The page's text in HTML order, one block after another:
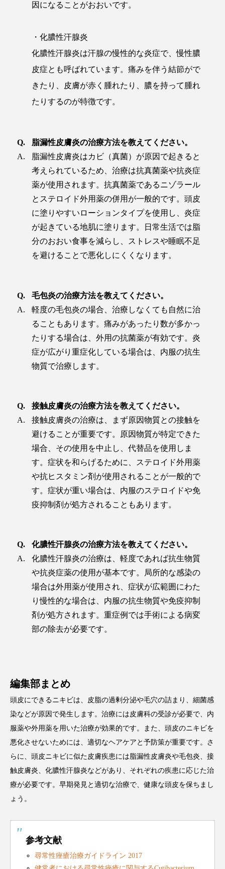
因になることがおおいです。
・化膿性汗腺炎
化膿性汗腺炎は汗腺の慢性的な炎症で、慢性膿
皮症とも呼ばれています。痛みを伴う結節がで
きたり、皮膚が赤く腫れたり、膿を持って腫れ
たりするのが特徴です。
脂漏性皮膚炎の治療方法を教えてください。
脂漏性皮膚炎はカビ（真菌）が原因で起きると
考えられているため、治療は抗真菌薬や抗炎症
薬が使用されます。抗真菌薬であるニゾラール
とステロイド外用薬の併用が一般的です。頭皮
に塗りやすいローションタイプを使用し、炎症
が起きている地肌に塗ります。日常生活では脂
分のおおい食事を減らし、ストレスや睡眠不足
を避けることで悪化しにくくなります。
毛包炎の治療方法を教えてください。
軽度の毛包炎の場合、治療しなくても自然に治
ることもあります。痛みがあったり数が多かっ
たりする場合は、外用の抗菌薬が有効です。炎
症が広がり重症化している場合は、内服の抗生
物質で治療します。
接触皮膚炎の治療方法を教えてください。
接触皮膚炎の治療は、まず原因物質との接触を
避けることが重要です。原因物質が特定できた
場合、その使用を中止し、代替品を使用しま
す。症状を和らげるために、ステロイド外用薬
や抗ヒスタミン剤が使用されることが一般的で
す。症状が重い場合は、内服のステロイドや免
疫抑制剤が処方されることもあります。
化膿性汗腺炎の治療方法を教えてください。
化膿性汗腺炎の治療は、軽度であれば抗生物質
や抗炎症薬の使用が基本です。局所的な感染の
場合は外用薬が使用され、症状が広範囲にわた
り慢性的な場合は、内服の抗生物質や免疫抑制
剤が処方されます。重症例では手術による病変
部の除去が必要です。
編集部まとめ
頭皮にできるニキビは、皮脂の過剰分泌や毛穴の詰まり、細菌感
染などが原因で発生します。治療には皮膚科の受診が必要で、内
服薬や外用薬を用いた治療が効果的です。また、頭皮のニキビを
悪化させないためには、適切なヘアケアと予防策が重要です。さ
らに、頭皮ニキビに似た皮膚疾患には脂漏性皮膚炎や毛包炎、接
触皮膚炎、化膿性汗腺炎などがあり、それぞれの疾患に応じた治
療が必要です。早期発見と適切な治療で、健康な頭皮を保ちまし
ょう。
参考文献
尋常性痤瘡治療ガイドライン 2017